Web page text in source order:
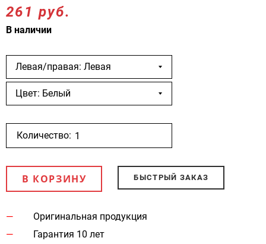
261 руб.
В наличии
Левая/правая: Левая
Цвет: Белый
Количество:
В КОРЗИНУ БЫСТРЫЙ ЗАКАЗ
Оригинальная продукция
Гарантия 10 лет